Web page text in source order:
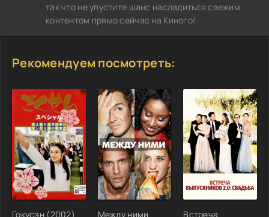
так что не упустите шанс насладиться свежим
контентом прямо сейчас на Киного!
Рекомендуем посмотреть:
Гокусэн (2002) Между ними Встреча